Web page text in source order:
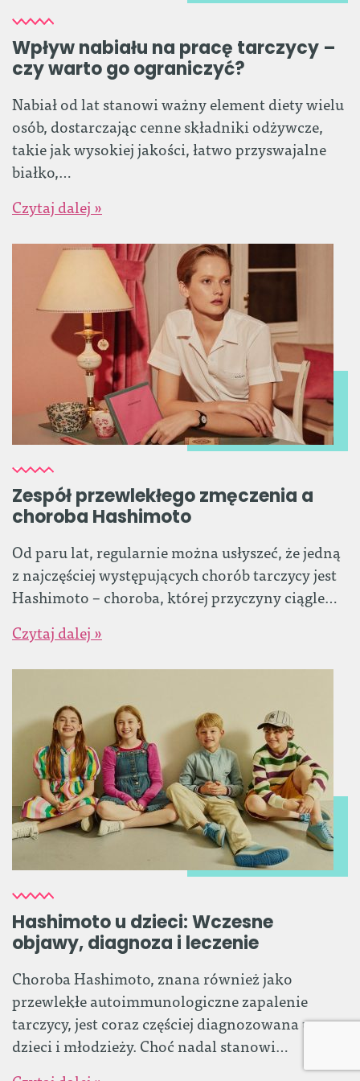
Wpływ nabiału na pracę tarczycy –
czy warto go ograniczyć?
Nabiał od lat stanowi ważny element diety wielu
osób, dostarczając cenne składniki odżywcze,
takie jak wysokiej jakości, łatwo przyswajalne
białko,…
Czytaj dalej »
Zespół przewlekłego zmęczenia a
choroba Hashimoto
Od paru lat, regularnie można usłyszeć, że jedną
z najczęściej występujących chorób tarczycy jest
Hashimoto – choroba, której przyczyny ciągle…
Czytaj dalej »
Hashimoto u dzieci: Wczesne
objawy, diagnoza i leczenie
Choroba Hashimoto, znana również jako
przewlekłe autoimmunologiczne zapalenie
tarczycy, jest coraz częściej diagnozowana u
dzieci i młodzieży. Choć nadal stanowi…